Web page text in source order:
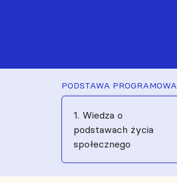
PODSTAWA PROGRAMOWA
1. Wiedza o
podstawach życia
społecznego